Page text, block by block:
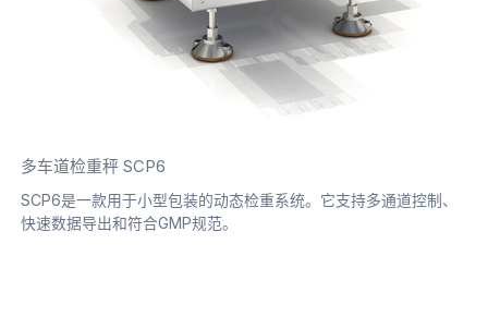
多车道检重秤 SCP6
SCP6是一款用于小型包装的动态检重系统。它支持多通道控制、
快速数据导出和符合GMP规范。